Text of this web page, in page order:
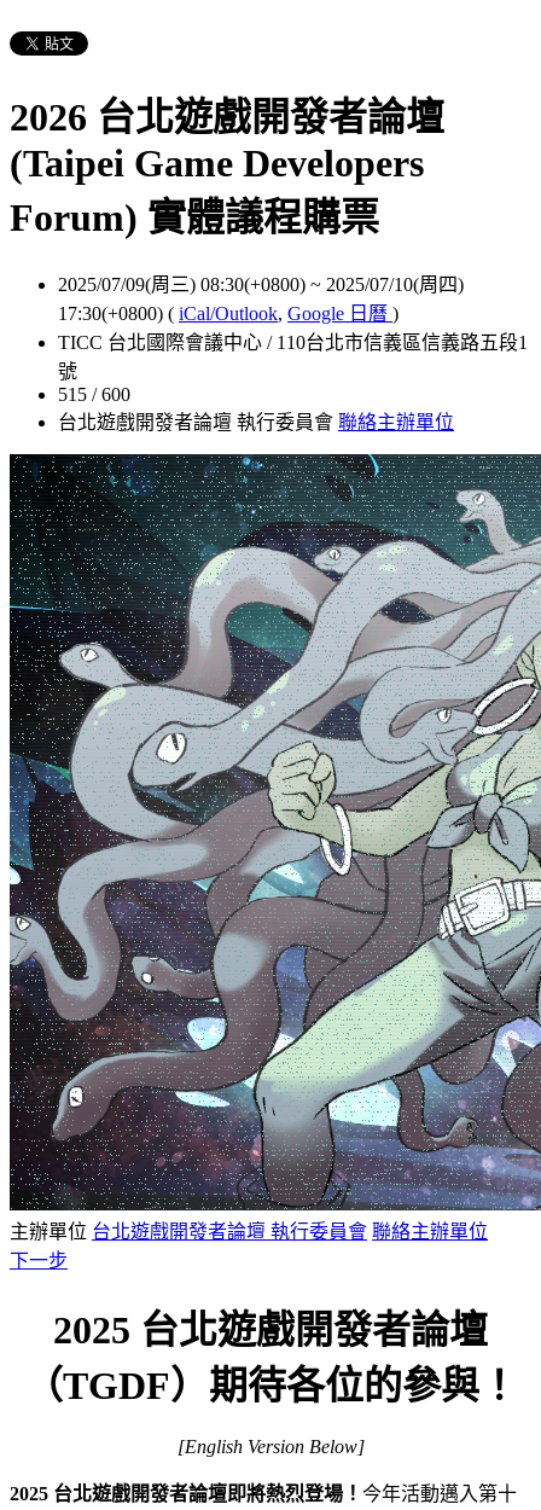
2026 台北遊戲開發者論壇
(Taipei Game Developers
Forum) 實體議程購票
2025/07/09(周三) 08:30(+0800) ~ 2025/07/10(周四)
17:30(+0800) ( iCal/Outlook, Google 日曆 )
TICC 台北國際會議中心 / 110台北市信義區信義路五段1
號
515 / 600
台北遊戲開發者論壇 執行委員會 聯絡主辦單位
主辦單位 台北遊戲開發者論壇 執行委員會 聯絡主辦單位
下一步
2025 台北遊戲開發者論壇
（TGDF）期待各位的參與！
[English Version Below]
2025 台北遊戲開發者論壇即將熱烈登場！ 今年活動邁入第十